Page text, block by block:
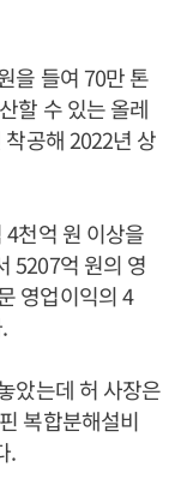
을 들여 70만 톤
할 수 있는 올레
공해 2022년 상
4천억 원 이상을
5207억 원의 영
영업이익의 4
았는데 허 사장은
복합분해설비
.